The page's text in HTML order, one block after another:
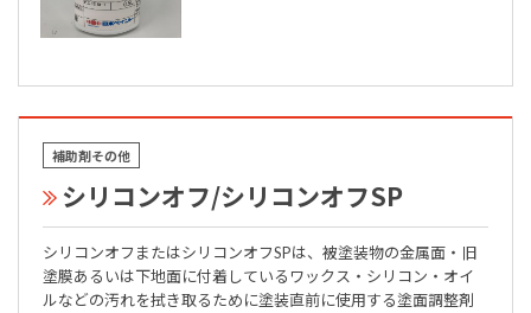
補助剤その他
シリコンオフ/シリコンオフSP
シリコンオフまたはシリコンオフSPは、被塗装物の金属面・旧
塗膜あるいは下地面に付着しているワックス・シリコン・オイ
ルなどの汚れを拭き取るために塗装直前に使用する塗面調整剤